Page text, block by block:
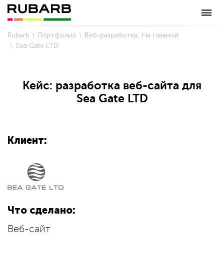
Rubarb Портфолио Веб-разработка
На главной
Sea Gate LTD
Кейс: разработка веб-сайта для
Sea Gate LTD
Клиент:
Что сделано:
Веб-сайт